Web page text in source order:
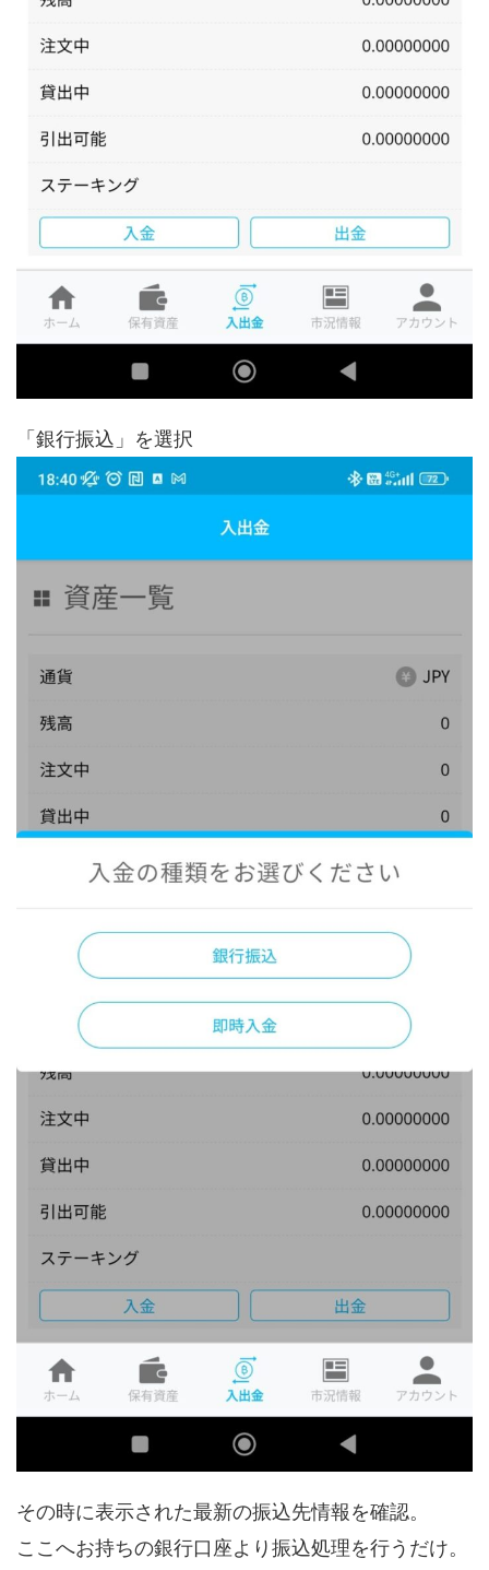
「銀行振込」を選択
その時に表示された最新の振込先情報を確認。
ここへお持ちの銀行口座より振込処理を行うだけ。